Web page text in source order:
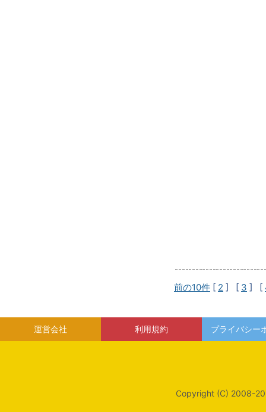
前の10件 [ 2 ] [ 3 ] [
運営会社 利用規約 プライバシー
Copyright (C) 2008-